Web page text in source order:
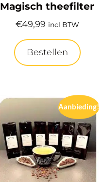
Magisch theefilter
€49,99 incl BTW
Bestellen
Aanbieding!